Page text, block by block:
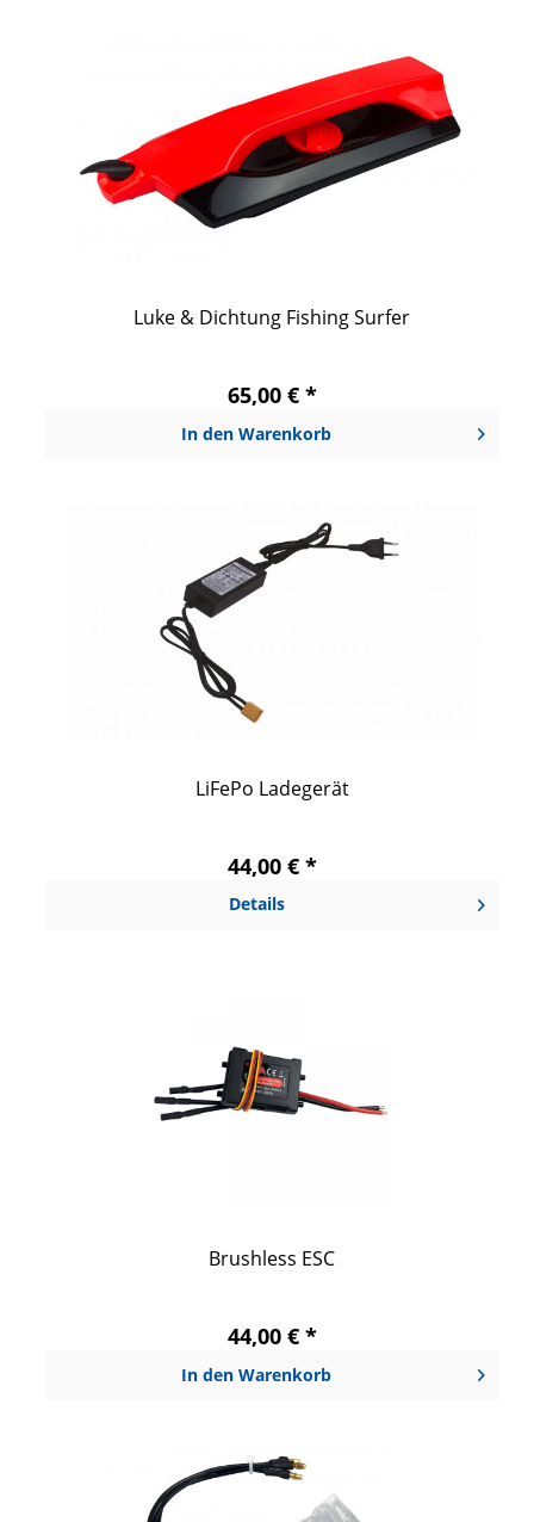
Luke & Dichtung Fishing Surfer
65,00 € *
In den Warenkorb
LiFePo Ladegerät
44,00 € *
Details
Brushless ESC
44,00 € *
In den Warenkorb